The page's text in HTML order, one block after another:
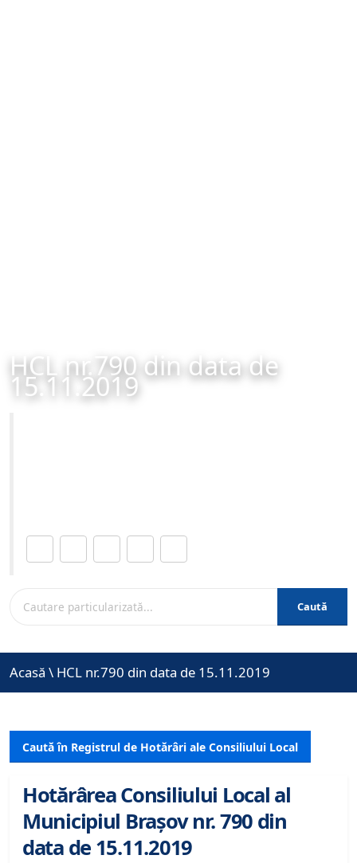
HCL nr.790 din data de
15.11.2019
Caută
Acasă \ HCL nr.790 din data de 15.11.2019
Caută în Registrul de Hotărâri ale Consiliului Local
Hotărârea Consiliului Local al
Municipiul Brașov nr. 790 din
data de 15.11.2019